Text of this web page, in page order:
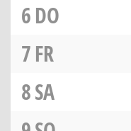
6DO
7FR
8SA